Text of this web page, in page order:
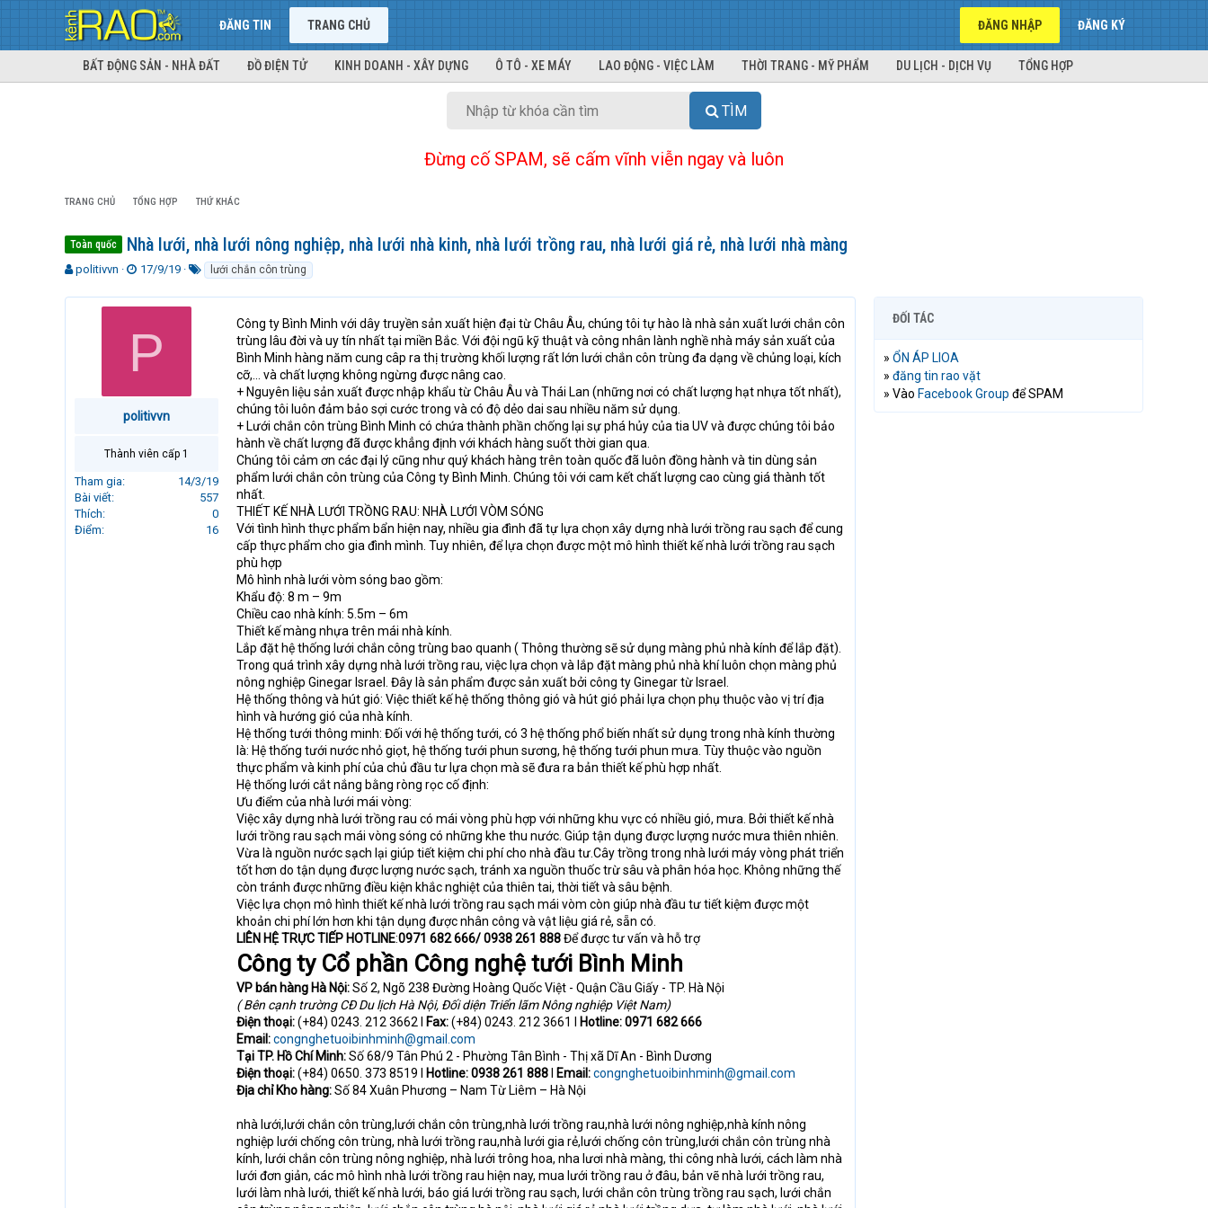
ĐĂNG TIN TRANG CHỦ ĐĂNG NHẬP ĐĂNG KÝ
BẤT ĐỘNG SẢN - NHÀ ĐẤT ĐỒ ĐIỆN TỬ KINH DOANH - XÂY DỰNG Ô TÔ - XE MÁY LAO ĐỘNG - VIỆC LÀM THỜI TRANG - MỸ PHẨM DU LỊCH - DỊCH VỤ TỔNG HỢP
TÌM
Đừng cố SPAM, sẽ cấm vĩnh viễn ngay và luôn
TRANG CHỦ TỔNG HỢP THỨ KHÁC
Toàn quốc Nhà lưới, nhà lưới nông nghiệp, nhà lưới nhà kinh, nhà lưới trồng rau, nhà lưới giá rẻ, nhà lưới nhà màng
T
r
politivvn
N
à
g
17/9/19
k
lưới chắn côn trùng
P
politivvn
Thành viên cấp 1
Tham gia
14/3/19
Bài viết
557
Thích
0
Điểm
16
Công ty Bình Minh với dây truyền sản xuất hiện đại từ Châu Âu, chúng tôi tự hào là nhà sản xuất lưới chắn côn
trùng lâu đời và uy tín nhất tại miền Bắc. Với đội ngũ kỹ thuật và công nhân lành nghề nhà máy sản xuất của
Bình Minh hàng năm cung câp ra thị trường khối lượng rất lớn lưới chắn côn trùng đa dạng về chủng loại, kích
cỡ,… và chất lượng không ngừng được nâng cao.
+ Nguyên liệu sản xuất được nhập khẩu từ Châu Âu và Thái Lan (những nơi có chất lượng hạt nhựa tốt nhất),
chúng tôi luôn đảm bảo sợi cước trong và có độ dẻo dai sau nhiều năm sử dụng.
+ Lưới chắn côn trùng Bình Minh có chứa thành phần chống lại sự phá hủy của tia UV và được chúng tôi bảo
hành về chất lượng đã được khẳng định với khách hàng suốt thời gian qua.
Chúng tôi cảm ơn các đại lý cũng như quý khách hàng trên toàn quốc đã luôn đồng hành và tin dùng sản
phẩm lưới chắn côn trùng của Công ty Bình Minh. Chúng tôi với cam kết chất lượng cao cùng giá thành tốt
nhất.
THIẾT KẾ NHÀ LƯỚI TRỒNG RAU: NHÀ LƯỚI VÒM SÓNG
Với tình hình thực phẩm bẩn hiện nay, nhiều gia đình đã tự lựa chọn xây dựng nhà lưới trồng rau sạch để cung
cấp thực phẩm cho gia đình mình. Tuy nhiên, để lựa chọn được một mô hình thiết kế nhà lưới trồng rau sạch
phù hợp
Mô hình nhà lưới vòm sóng bao gồm:
Khẩu độ: 8 m – 9m
Chiều cao nhà kính: 5.5m – 6m
Thiết kế màng nhựa trên mái nhà kính.
Lắp đặt hệ thống lưới chắn công trùng bao quanh ( Thông thường sẽ sử dụng màng phủ nhà kính để lắp đặt).
Trong quá trình xây dựng nhà lưới trồng rau, việc lựa chọn và lắp đặt màng phủ nhà khí luôn chọn màng phủ
nông nghiệp Ginegar Israel. Đây là sản phẩm được sản xuất bởi công ty Ginegar từ Israel.
Hệ thống thông và hút gió: Việc thiết kế hệ thống thông gió và hút gió phải lựa chọn phụ thuộc vào vị trí địa
hình và hướng gió của nhà kính.
Hệ thống tưới thông minh: Đối với hệ thống tưới, có 3 hệ thống phổ biến nhất sử dụng trong nhà kính thường
là: Hệ thống tưới nước nhỏ giọt, hệ thống tưới phun sương, hệ thống tưới phun mưa. Tùy thuộc vào nguồn
thực phẩm và kinh phí của chủ đầu tư lựa chọn mà sẽ đưa ra bản thiết kế phù hợp nhất.
Hệ thống lưới cắt nắng bằng ròng rọc cố định:
Ưu điểm của nhà lưới mái vòng:
Việc xây dựng nhà lưới trồng rau có mái vòng phù hợp với những khu vực có nhiều gió, mưa. Bởi thiết kế nhà
lưới trồng rau sạch mái vòng sóng có những khe thu nước. Giúp tận dụng được lượng nước mưa thiên nhiên.
Vừa là nguồn nước sạch lại giúp tiết kiệm chi phí cho nhà đầu tư.Cây trồng trong nhà lưới máy vòng phát triển
tốt hơn do tận dụng được lượng nước sạch, tránh xa nguồn thuốc trừ sâu và phân hóa học. Không những thế
còn tránh được những điều kiện khắc nghiệt của thiên tai, thời tiết và sâu bệnh.
Việc lựa chọn mô hình thiết kế nhà lưới trồng rau sạch mái vòm còn giúp nhà đầu tư tiết kiệm được một
khoản chi phí lớn hơn khi tận dụng được nhân công và vật liệu giá rẻ, sẵn có.
LIÊN HỆ TRỰC TIẾP HOTLINE:0971 682 666/ 0938 261 888Để được tư vấn và hỗ trợ
Công ty Cổ phần Công nghệ tưới Bình Minh
VP bán hàng Hà Nội:Số 2, Ngõ 238 Đường Hoàng Quốc Việt - Quận Cầu Giấy - TP. Hà Nội
( Bên cạnh trường CĐ Du lịch Hà Nội, Đối diện Triển lãm Nông nghiệp Việt Nam)
Điện thoại:(+84) 0243. 212 3662 I Fax:(+84) 0243. 212 3661 I Hotline:0971 682 666
Email:congnghetuoibinhminh@gmail.com
Tại TP. Hồ Chí Minh:Số 68/9 Tân Phú 2 - Phường Tân Bình - Thị xã Dĩ An - Bình Dương
Điện thoại:(+84) 0650. 373 8519 I Hotline: 0938 261 888 Email:congnghetuoibinhminh@gmail.com
Địa chỉ Kho hàng:Số 84 Xuân Phương – Nam Từ Liêm – Hà Nội
nhà lưới,lưới chắn côn trùng,lưới chắn côn trùng,nhà lưới trồng rau,nhà lưới nông nghiệp,nhà kính nông
nghiệp lưới chống côn trùng, nhà lưới trồng rau,nhà lưới gia rẻ,lưới chống côn trùng,lưới chắn côn trùng nhà
kính, lưới chắn côn trùng nông nghiệp, nhà lưới trông hoa, nha lươi nhà màng, thi công nhà lưới, cách làm nhà
lưới đơn giản, các mô hình nhà lưới trồng rau hiện nay, mua lưới trồng rau ở đâu, bản vẽ nhà lưới trồng rau,
lưới làm nhà lưới, thiết kế nhà lưới, báo giá lưới trồng rau sạch, lưới chắn côn trùng trồng rau sạch, lưới chắn
ĐỐI TÁC
» ỔN ÁP LIOA
» đăng tin rao vặt
» Vào Facebook Group để SPAM